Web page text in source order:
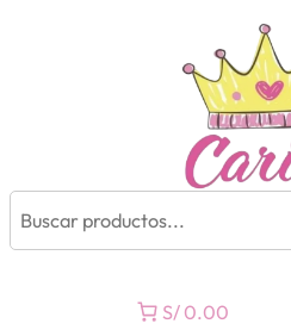
S/ 0.00